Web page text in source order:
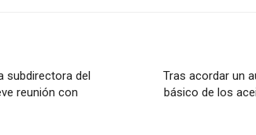
subdirectora del
reunión con
Tras acordar un
básico de los